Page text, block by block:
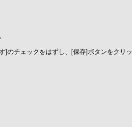
チェックをはずし、[保存]ボタンをクリッ